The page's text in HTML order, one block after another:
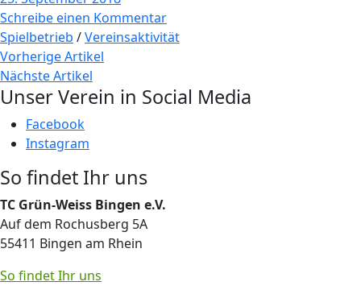
Schreibe einen Kommentar
Spielbetrieb /Vereinsaktivität
Vorherige Artikel
Nächste Artikel
Unser Verein in Social Media
Facebook
Instagram
So findet Ihr uns
TC Grün-Weiss Bingen e.V.
Auf dem Rochusberg 5A
55411 Bingen am Rhein
So findet Ihr uns